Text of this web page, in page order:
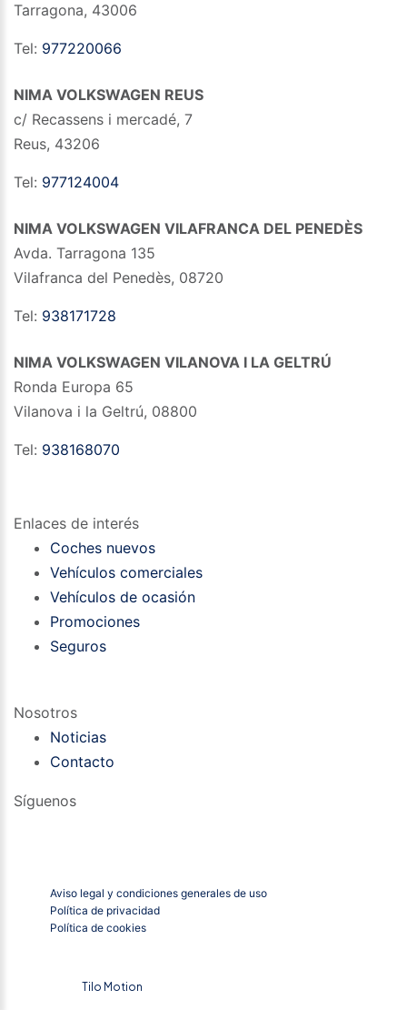
Tarragona, 43006
Tel: 977220066
NIMA VOLKSWAGEN REUS
c/ Recassens i mercadé, 7
Reus, 43206
Tel: 977124004
NIMA VOLKSWAGEN VILAFRANCA DEL PENEDÈS
Avda. Tarragona 135
Vilafranca del Penedès, 08720
Tel: 938171728
NIMA VOLKSWAGEN VILANOVA I LA GELTRÚ
Ronda Europa 65
Vilanova i la Geltrú, 08800
Tel: 938168070
Enlaces de interés
Coches nuevos
Vehículos comerciales
Vehículos de ocasión
Promociones
Seguros
Nosotros
Noticias
Contacto
Síguenos
Tilo Motion
Aviso legal y condiciones generales de uso
Política de privacidad
Política de cookies